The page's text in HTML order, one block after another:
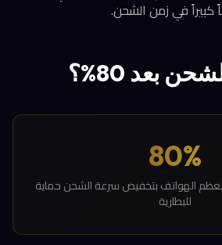
كبيراً في زمن الشحن.
بعد 80%؟
80%
الهواتف بتخفيض سرعة الشحن حماية
للبطارية